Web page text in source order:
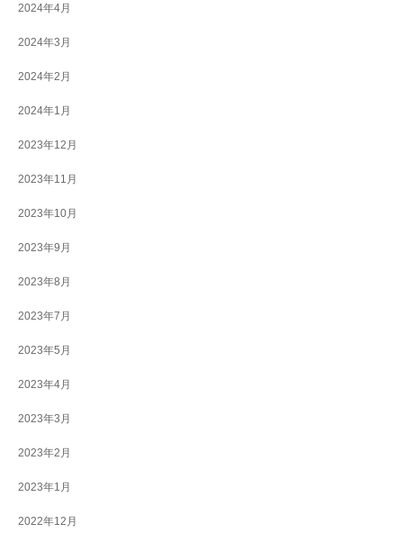
2024年4月
2024年3月
2024年2月
2024年1月
2023年12月
2023年11月
2023年10月
2023年9月
2023年8月
2023年7月
2023年5月
2023年4月
2023年3月
2023年2月
2023年1月
2022年12月